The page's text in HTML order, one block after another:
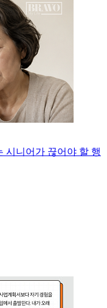
시니어가 끊어야 할 행